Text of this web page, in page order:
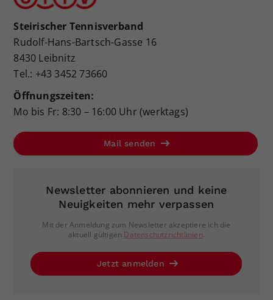
Steirischer Tennisverband
Rudolf-Hans-Bartsch-Gasse 16
8430 Leibnitz
Tel.: +43 3452 73660
Öffnungszeiten:
Mo bis Fr: 8:30 – 16:00 Uhr (werktags)
Mail senden
Newsletter abonnieren und keine
Neuigkeiten mehr verpassen
Mit der Anmeldung zum Newsletter akzeptiere ich die
aktuell gültigen Datenschutzrichtlinien.
Jetzt anmelden